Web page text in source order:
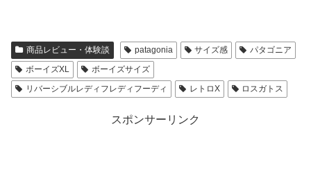
商品レビュー・体験談 patagonia サイズ感
パタゴニア
ボーイズXL
ボーイズサイズ
リバーシブルレディフレディフーディ
レトロX ロスガトス
スポンサーリンク